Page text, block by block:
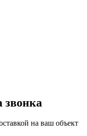
звонка
на ваш объект